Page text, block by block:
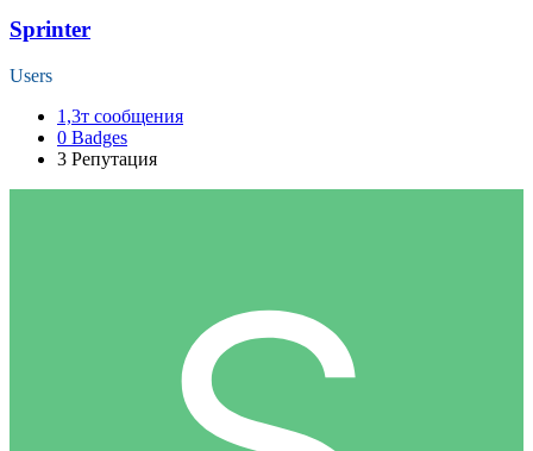
Sprinter
Users
1,3т сообщения
0 Badges
3 Репутация